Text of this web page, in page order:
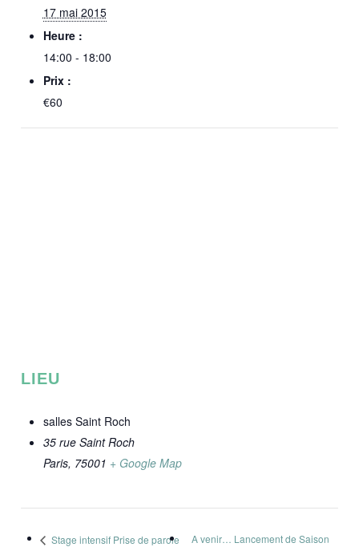
17 mai 2015
Heure :
14:00 - 18:00
Prix :
€60
LIEU
salles Saint Roch
35 rue Saint Roch
Paris, 75001 + Google Map
Stage intensif Prise de parole A venir… Lancement de Saison